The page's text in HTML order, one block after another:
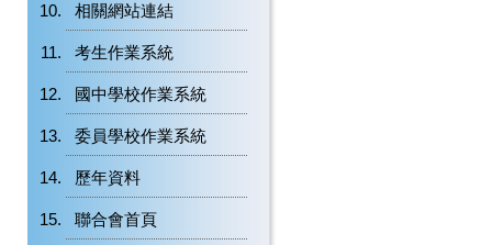
相關網站連結
考生作業系統
國中學校作業系統
委員學校作業系統
歷年資料
聯合會首頁